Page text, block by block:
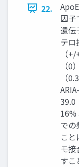
22.
因子
遺伝
テロ
（
（
（
39.0
16%
での
こ
モ
すこ